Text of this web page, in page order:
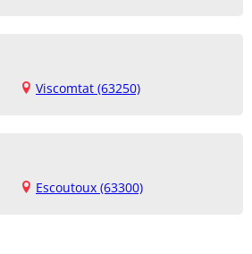
Viscomtat (63250)
Escoutoux (63300)